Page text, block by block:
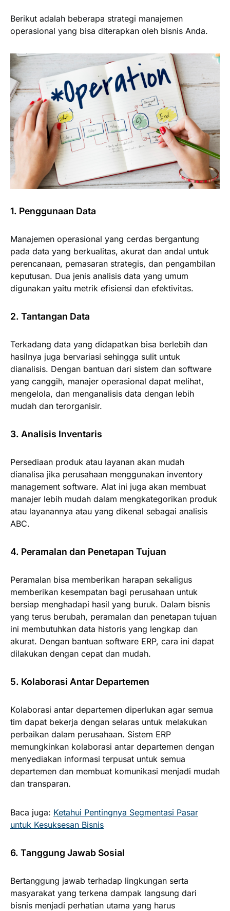
Berikut adalah beberapa strategi manajemen
operasional yang bisa diterapkan oleh bisnis Anda.
1. Penggunaan Data
Manajemen operasional yang cerdas bergantung
pada data yang berkualitas, akurat dan andal untuk
perencanaan, pemasaran strategis, dan pengambilan
keputusan. Dua jenis analisis data yang umum
digunakan yaitu metrik efisiensi dan efektivitas.
2. Tantangan Data
Terkadang data yang didapatkan bisa berlebih dan
hasilnya juga bervariasi sehingga sulit untuk
dianalisis. Dengan bantuan dari sistem dan software
yang canggih, manajer operasional dapat melihat,
mengelola, dan menganalisis data dengan lebih
mudah dan terorganisir.
3. Analisis Inventaris
Persediaan produk atau layanan akan mudah
dianalisa jika perusahaan menggunakan inventory
management software. Alat ini juga akan membuat
manajer lebih mudah dalam mengkategorikan produk
atau layanannya atau yang dikenal sebagai analisis
ABC.
4. Peramalan dan Penetapan Tujuan
Peramalan bisa memberikan harapan sekaligus
memberikan kesempatan bagi perusahaan untuk
bersiap menghadapi hasil yang buruk. Dalam bisnis
yang terus berubah, peramalan dan penetapan tujuan
ini membutuhkan data historis yang lengkap dan
akurat. Dengan bantuan software ERP, cara ini dapat
dilakukan dengan cepat dan mudah.
5. Kolaborasi Antar Departemen
Kolaborasi antar departemen diperlukan agar semua
tim dapat bekerja dengan selaras untuk melakukan
perbaikan dalam perusahaan. Sistem ERP
memungkinkan kolaborasi antar departemen dengan
menyediakan informasi terpusat untuk semua
departemen dan membuat komunikasi menjadi mudah
dan transparan.
Baca juga: Ketahui Pentingnya Segmentasi Pasar
untuk Kesuksesan Bisnis
6. Tanggung Jawab Sosial
Bertanggung jawab terhadap lingkungan serta
masyarakat yang terkena dampak langsung dari
bisnis menjadi perhatian utama yang harus